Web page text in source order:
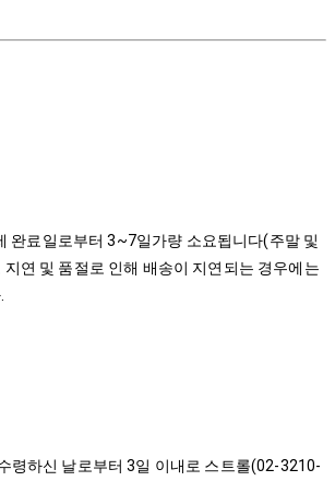
완료일로부터 3~7일가량 소요됩니다(주말 및
지연 및 품절로 인해 배송이 지연되는 경우에는
령하신 날로부터 3일 이내로 스트롤(02-3210-